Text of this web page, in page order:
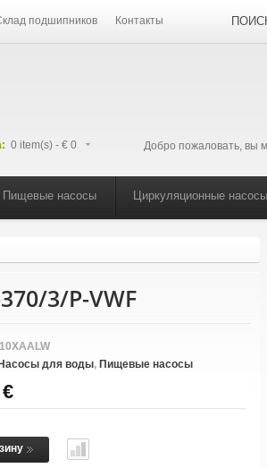
подшипников Контакты
Добро пожаловать, вы
0 item(s) - € 0
Пищевые насосы Циркуляционные насосы
3/P-VWF
Насосы для воды, Пищевые насосы